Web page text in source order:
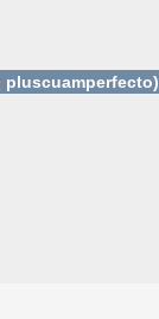
pluscuamperfecto)